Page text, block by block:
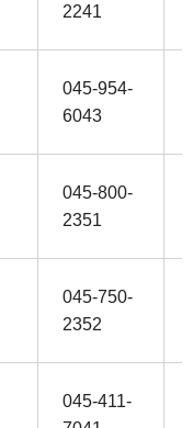
2241
045-954-
6043
045-800-
2351
045-750-
2352
045-411-